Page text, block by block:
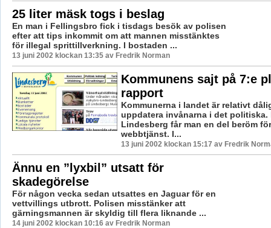
25 liter mäsk togs i beslag
En man i Fellingsbro fick i tisdags besök av polisen
efter att tips inkommit om att mannen misstänktes
för illegal sprittillverkning. I bostaden ...
13 juni 2002 klockan 13:35 av Fredrik Norman
Kommunens sajt på 7:e
rapport
Kommunerna i landet är relativt
uppdatera invånarna i det politiska.
Lindesberg får man en del beröm
webbtjänst. I...
13 juni 2002 klockan 15:17 av Fredrik
Ännu en ”lyxbil” utsatt för
skadegörelse
För någon vecka sedan utsattes en Jaguar för en
vettvillings utbrott. Polisen misstänker att
gärningsmannen är skyldig till flera liknande ...
14 juni 2002 klockan 10:16 av Fredrik Norman